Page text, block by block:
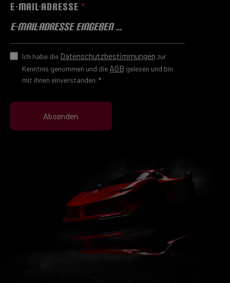
E-MAIL-ADRESSE*
Ich habe die Datenschutzbestimmungen zur
Kenntnis genommen und die AGB gelesen und bin
mit ihnen einverstanden. *
Absenden